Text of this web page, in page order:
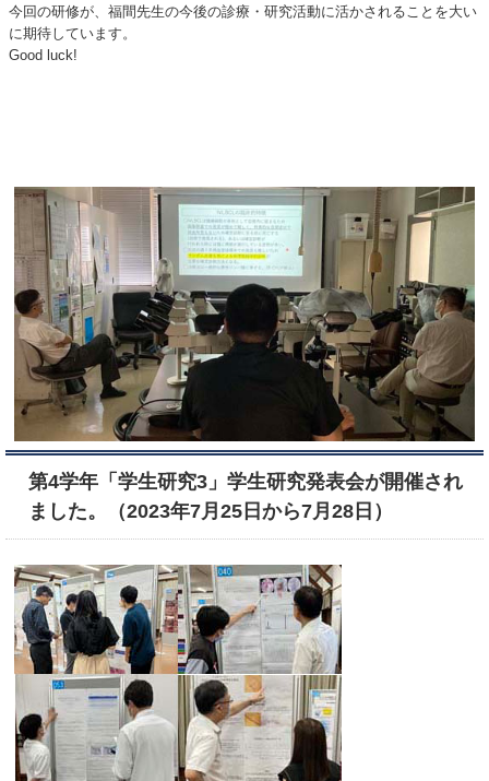
今回の研修が、福間先生の今後の診療・研究活動に活かされることを大い
に期待しています。
Good luck!
第4学年「学生研究3」学生研究発表会が開催され
ました。（2023年7月25日から7月28日）